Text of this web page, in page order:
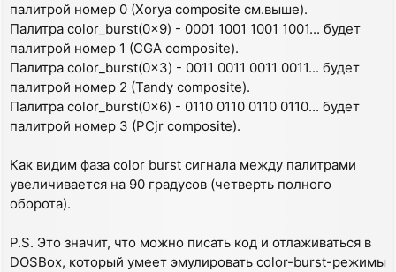
палитрой номер 0 (Xorya composite см.выше).
Палитра color_burst(0x9) - 0001 1001 1001 1001... будет
палитрой номер 1 (CGA composite).
Палитра color_burst(0x3) - 0011 0011 0011 0011... будет
палитрой номер 2 (Tandy composite).
Палитра color_burst(0x6) - 0110 0110 0110 0110... будет
палитрой номер 3 (PCjr composite).
Как видим фаза color burst сигнала между палитрами
увеличивается на 90 градусов (четверть полного
оборота).
P.S. Это значит, что можно писать код и отлаживаться в
DOSBox, который умеет эмулировать color-burst-режимы